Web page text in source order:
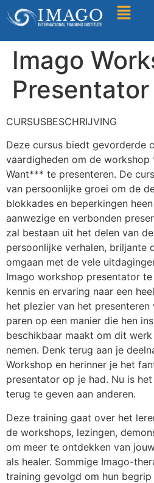
Zoek een training
Imago
CURSUSBESCHRIJVING
Deze cursus biedt gevorderde
vaardigheden om de
Want*** te presenteren. De
van persoonlijke groei om de
blokkades en beperkingen
aanwezige en verbonden
zal bestaan uit het delen van
persoonlijke verhalen, briljante
omgaan met de vele
Imago workshop presentator
kennis en ervaring naar een
het plezier van het
paren op een manier die hen
beschikbaar maakt om dit
nemen. Denk terug aan je
Workshop en herinner je het
presentator op je had. Nu is
terug te geven aan anderen.
Deze training gaat over het
de workshops, lezingen,
om meer te ontdekken van
als healer. Sommige Imago-
training gevolgd om hun